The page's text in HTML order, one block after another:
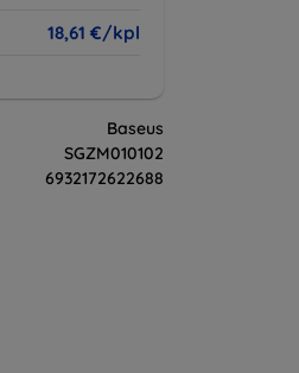
18,61 €/kpl
Baseus
SGZM010102
6932172622688